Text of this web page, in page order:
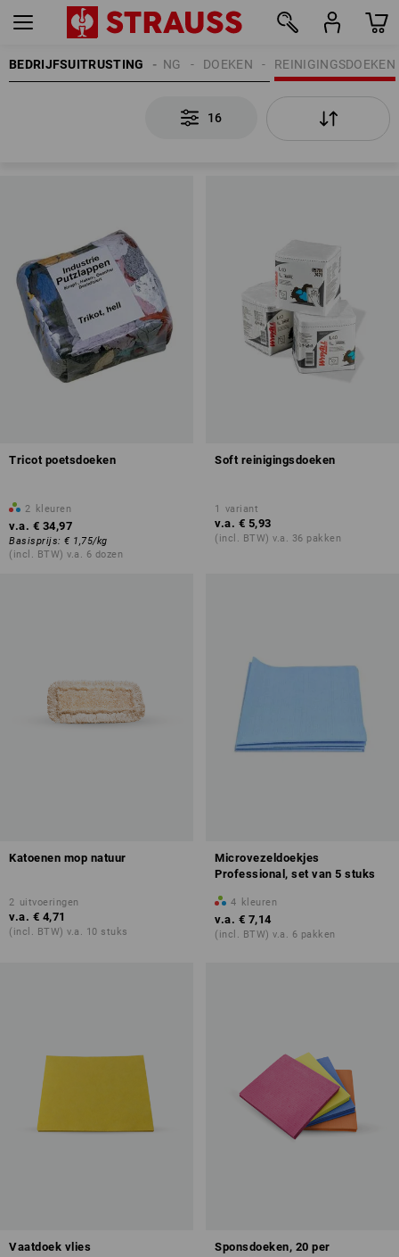
BEDRIJFSUITRUSTING REINIGINGSDOEKEN
DOEKEN
REINIGING
16
Tricot poetsdoeken
2 kleuren
v.a. € 34,97
Basisprijs: € 1,75/kg
(incl. BTW) v.a. 6 dozen
Soft reinigingsdoeken
1 variant
v.a. € 5,93
(incl. BTW) v.a. 36 pakken
Katoenen mop natuur
2 uitvoeringen
v.a. € 4,71
(incl. BTW) v.a. 10 stuks
Microvezeldoekjes
Professional, set van 5 stuks
4 kleuren
v.a. € 7,14
(incl. BTW) v.a. 6 pakken
Vaatdoek vlies
Sponsdoeken, 20 per